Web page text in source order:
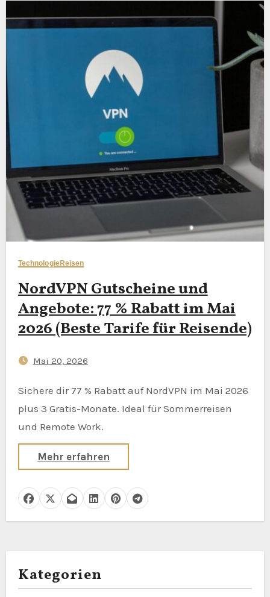
TechnologieReisen
NordVPN Gutscheine und
Angebote: 77 % Rabatt im Mai
2026 (Beste Tarife für Reisende)
Mai 20, 2026
Sichere dir 77 % Rabatt auf NordVPN im Mai 2026
plus 3 Gratis-Monate. Ideal für Sommerreisen
und Remote Work.
Mehr erfahren
Kategorien